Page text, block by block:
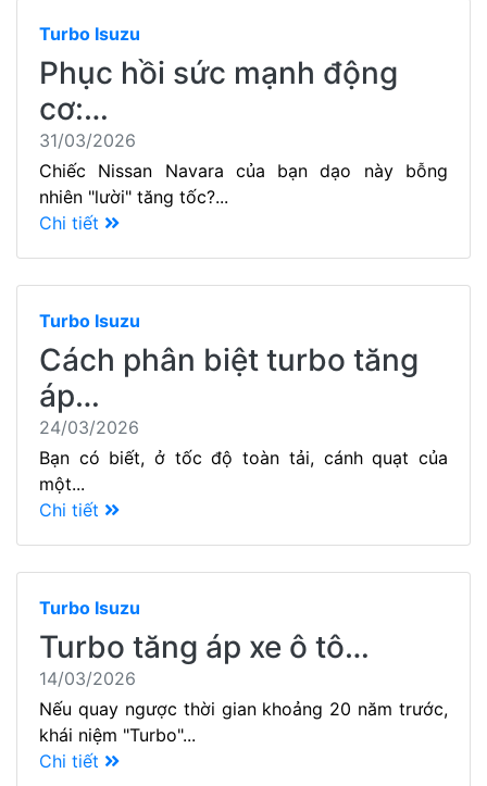
Turbo Isuzu
Phục hồi sức mạnh động
cơ:…
31/03/2026
Chiếc Nissan Navara của bạn dạo này bỗng
nhiên "lười" tăng tốc?...
Chi tiết
Turbo Isuzu
Cách phân biệt turbo tăng
áp…
24/03/2026
Bạn có biết, ở tốc độ toàn tải, cánh quạt của
một...
Chi tiết
Turbo Isuzu
Turbo tăng áp xe ô tô…
14/03/2026
Nếu quay ngược thời gian khoảng 20 năm trước,
khái niệm "Turbo"...
Chi tiết